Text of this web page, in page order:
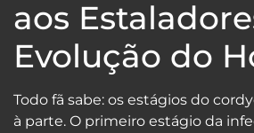
aos
Evolução do
Todo fã sabe: os estágios do
à parte. O primeiro estágio da